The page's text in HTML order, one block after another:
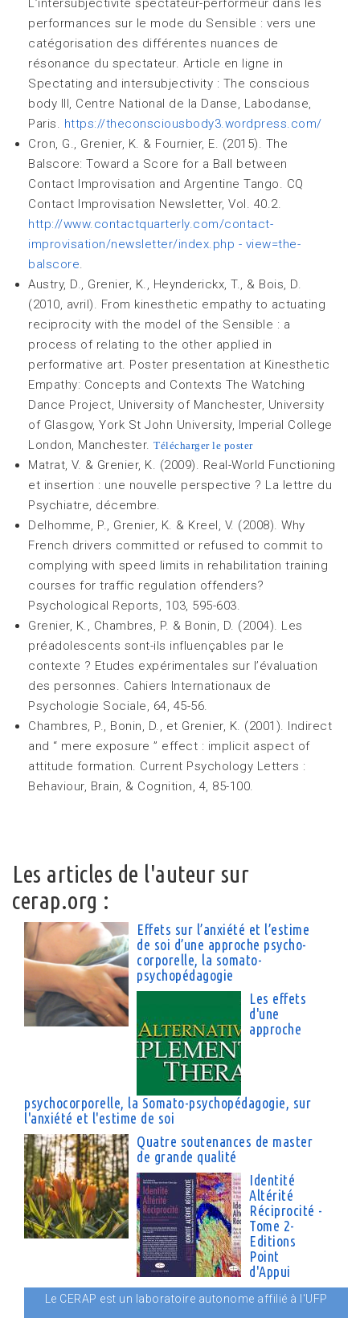
L’intersubjectivité spectateur-performeur dans les
performances sur le mode du Sensible : vers une
catégorisation des différentes nuances de
résonance du spectateur. Article en ligne in
Spectating and intersubjectivity : The conscious
body III, Centre National de la Danse, Labodanse,
Paris. https://theconsciousbody3.wordpress.com/
Cron, G., Grenier, K. & Fournier, E. (2015). The
Balscore: Toward a Score for a Ball between
Contact Improvisation and Argentine Tango. CQ
Contact Improvisation Newsletter, Vol. 40.2.
http://www.contactquarterly.com/contact-
improvisation/newsletter/index.php - view=the-
balscore.
Austry, D., Grenier, K., Heynderickx, T., & Bois, D.
(2010, avril). From kinesthetic empathy to actuating
reciprocity with the model of the Sensible : a
process of relating to the other applied in
performative art. Poster presentation at Kinesthetic
Empathy: Concepts and Contexts The Watching
Dance Project, University of Manchester, University
of Glasgow, York St John University, Imperial College
London, Manchester. Télécharger le poster
Matrat, V. & Grenier, K. (2009). Real-World Functioning
et insertion : une nouvelle perspective ? La lettre du
Psychiatre, décembre.
Delhomme, P., Grenier, K. & Kreel, V. (2008). Why
French drivers committed or refused to commit to
complying with speed limits in rehabilitation training
courses for traffic regulation offenders?
Psychological Reports, 103, 595-603.
Grenier, K., Chambres, P. & Bonin, D. (2004). Les
préadolescents sont-ils influençables par le
contexte ? Etudes expérimentales sur l’évaluation
des personnes. Cahiers Internationaux de
Psychologie Sociale, 64, 45-56.
Chambres, P., Bonin, D., et Grenier, K. (2001). Indirect
and “ mere exposure ” effect : implicit aspect of
attitude formation. Current Psychology Letters :
Behaviour, Brain, & Cognition, 4, 85-100.
Les articles de l'auteur sur
cerap.org :
Effets sur l’anxiété et l’estime
de soi d’une approche psycho-
corporelle, la somato-
psychopédagogie
Les effets
d'une
approche
psychocorporelle, la Somato-psychopédagogie, sur
l'anxiété et l'estime de soi
Quatre soutenances de master
de grande qualité
Identité
Altérité
Réciprocité -
Tome 2-
Editions
Point
d'Appui
Le CERAP est un laboratoire autonome affilié à l'UFP